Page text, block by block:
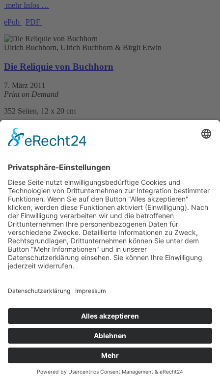
mehr Infos …
ePub
PDF
Ulrich Buchhorn, Ulrich Buchhorn & Birgit Erwin
Die Reliquie von Buchhorn
7. März 2011
Print on Demand
352 Seiten, 12 x 20 cm
Print 18,– € / E-Book 9,99 €
mehr Infos …
Ulrich Buchhorn, Ulrich Buchhorn & Birgit Erwin
Die Gauklerin von Buchhorn
8. Februar 2010
zur Zeit nicht lieferbar
432 Seiten, 12 x 20 cm
Print 12,90 € / E-Book 9,99 €
AGB
Sitemap
© 2026 Gmeiner-Verlag GmbH